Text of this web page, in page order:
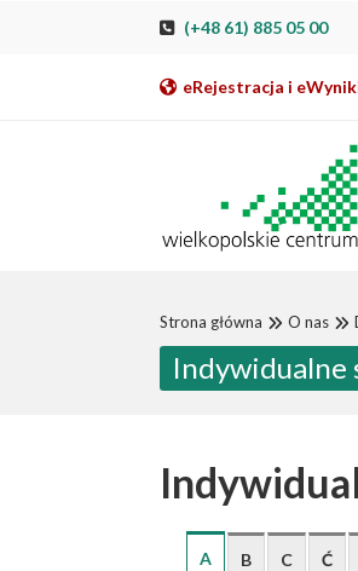
Przeskocz do nawigacji
Przeskocz do treści
Przeskocz do stopki
Przejdź do mapy strony
Przejdź do elektronicznej rejestracji
(+48 61) 885 05 00
eRejestracja i
Strona główna O nas
A B C Ć